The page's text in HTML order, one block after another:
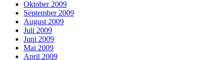
Oktober 2009
September 2009
August 2009
Juli 2009
Juni 2009
Mai 2009
April 2009